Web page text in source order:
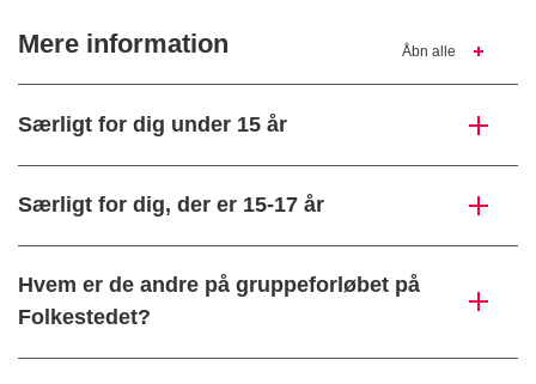
Mere information Åbn alle
Særligt for dig under 15 år
Særligt for dig, der er 15-17 år
Hvem er de andre på gruppeforløbet på
Folkestedet?